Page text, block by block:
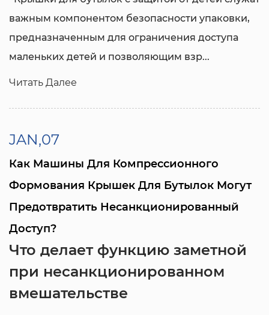
важным компонентом безопасности упаковки,
предназначенным для ограничения доступа
маленьких детей и позволяющим взр...
Читать Далее
JAN,07
Как Машины Для Компрессионного
Формования Крышек Для Бутылок Могут
Предотвратить Несанкционированный
Доступ?
Что делает функцию заметной
при несанкционированном
вмешательстве